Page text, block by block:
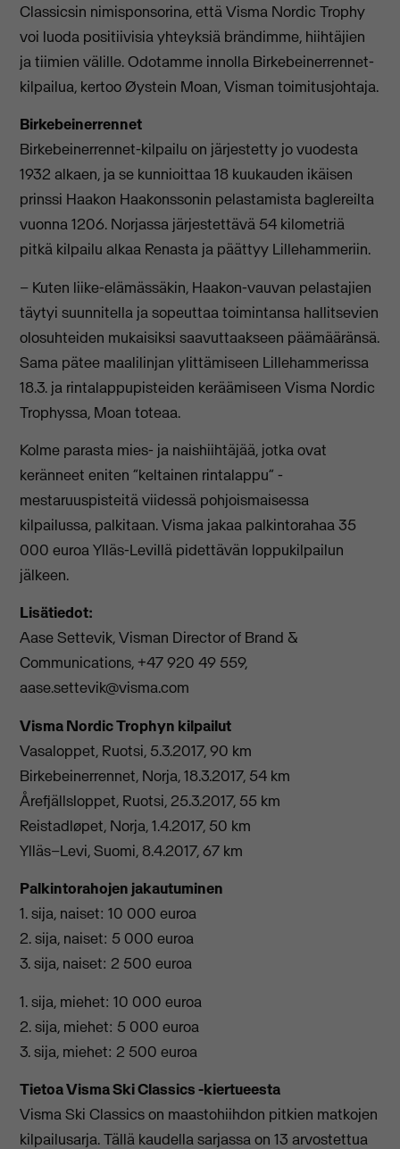
Classicsin nimisponsorina, että Visma Nordic Trophy
voi luoda positiivisia yhteyksiä brändimme, hiihtäjien
ja tiimien välille. Odotamme innolla Birkebeinerrennet-
kilpailua, kertoo Øystein Moan, Visman toimitusjohtaja.
Birkebeinerrennet
Birkebeinerrennet-kilpailu on järjestetty jo vuodesta
1932 alkaen, ja se kunnioittaa 18 kuukauden ikäisen
prinssi Haakon Haakonssonin pelastamista baglereilta
vuonna 1206. Norjassa järjestettävä 54 kilometriä
pitkä kilpailu alkaa Renasta ja päättyy Lillehammeriin.
– Kuten liike-elämässäkin, Haakon-vauvan pelastajien
täytyi suunnitella ja sopeuttaa toimintansa hallitsevien
olosuhteiden mukaisiksi saavuttaakseen päämääränsä.
Sama pätee maalilinjan ylittämiseen Lillehammerissa
18.3. ja rintalappupisteiden keräämiseen Visma Nordic
Trophyssa, Moan toteaa.
Kolme parasta mies- ja naishiihtäjää, jotka ovat
keränneet eniten ”keltainen rintalappu” -
mestaruuspisteitä viidessä pohjoismaisessa
kilpailussa, palkitaan. Visma jakaa palkintorahaa 35
000 euroa Ylläs-Levillä pidettävän loppukilpailun
jälkeen.
Lisätiedot:
Aase Settevik, Visman Director of Brand &
Communications, +47 920 49 559,
aase.settevik@visma.com
Visma Nordic Trophyn kilpailut
Vasaloppet, Ruotsi, 5.3.2017, 90 km
Birkebeinerrennet, Norja, 18.3.2017, 54 km
Årefjällsloppet, Ruotsi, 25.3.2017, 55 km
Reistadløpet, Norja, 1.4.2017, 50 km
Ylläs–Levi, Suomi, 8.4.2017, 67 km
Palkintorahojen jakautuminen
1. sija, naiset: 10 000 euroa
2. sija, naiset: 5 000 euroa
3. sija, naiset: 2 500 euroa
1. sija, miehet: 10 000 euroa
2. sija, miehet: 5 000 euroa
3. sija, miehet: 2 500 euroa
Tietoa Visma Ski Classics -kiertueesta
Visma Ski Classics on maastohiihdon pitkien matkojen
kilpailusarja. Tällä kaudella sarjassa on 13 arvostettua